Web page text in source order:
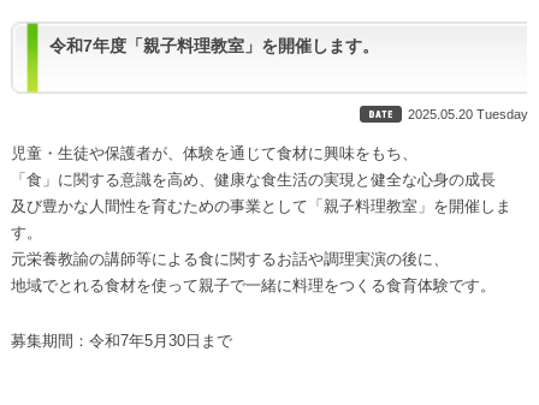
令和7年度「親子料理教室」を開催します。
2025.05.20 Tuesday
児童・生徒や保護者が、体験を通じて食材に興味をもち、
「食」に関する意識を高め、健康な食生活の実現と健全な心身の成長
及び豊かな人間性を育むための事業として「親子料理教室」を開催しま
す。
元栄養教諭の講師等による食に関するお話や調理実演の後に、
地域でとれる食材を使って親子で一緒に料理をつくる食育体験です。
募集期間：令和7年5月30日まで